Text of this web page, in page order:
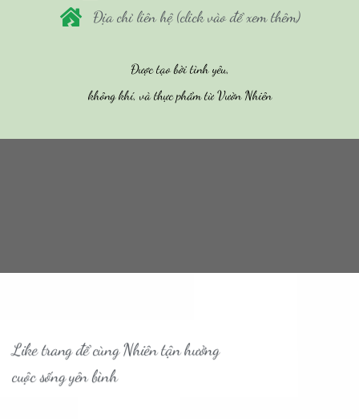
Địa chỉ liên hệ (click vào để xem thêm)
Được tạo bởi tình yêu,
không khí, và thực phẩm từ Vườn Nhiên